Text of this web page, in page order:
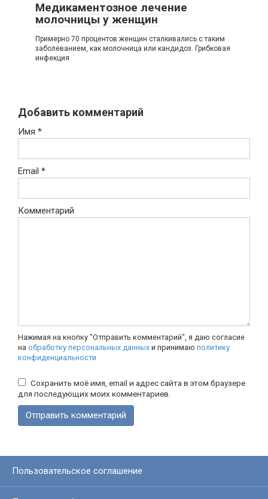
Медикаментозное лечение
молочницы у женщин
Примерно 70 процентов женщин сталкивались с таким
заболеванием, как молочница или кандидоз. Грибковая
инфекция
Добавить комментарий
Имя *
Email *
Комментарий
Нажимая на кнопку "Отправить комментарий", я даю согласие
на обработку персональных данных и принимаю политику
конфиденциальности
Сохранить моё имя, email и адрес сайта в этом браузере
для последующих моих комментариев.
Пользовательское соглашение